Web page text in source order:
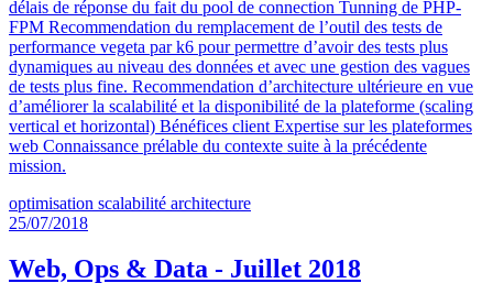
délais de réponse du fait du pool de connection Tunning de PHP-
FPM Recommendation du remplacement de l’outil des tests de
performance vegeta par k6 pour permettre d’avoir des tests plus
dynamiques au niveau des données et avec une gestion des vagues
de tests plus fine. Recommendation d’architecture ultérieure en vue
d’améliorer la scalabilité et la disponibilité de la plateforme (scaling
vertical et horizontal) Bénéfices client Expertise sur les plateformes
web Connaissance prélable du contexte suite à la précédente
mission.
optimisation scalabilité architecture
25/07/2018
Web, Ops & Data - Juillet 2018